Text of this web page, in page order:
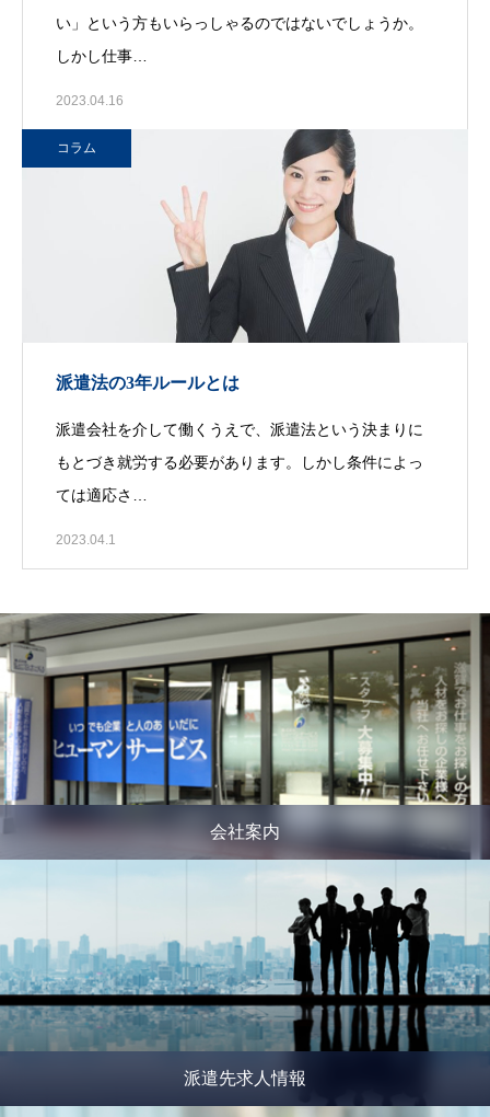
い」という方もいらっしゃるのではないでしょうか。
しかし仕事…
2023.04.16
コラム
派遣法の3年ルールとは
派遣会社を介して働くうえで、派遣法という決まりに
もとづき就労する必要があります。しかし条件によっ
ては適応さ…
2023.04.1
会社案内
派遣先求人情報